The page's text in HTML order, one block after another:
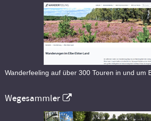
Wanderfeeling auf über 300 Touren in und um
Wegesammler